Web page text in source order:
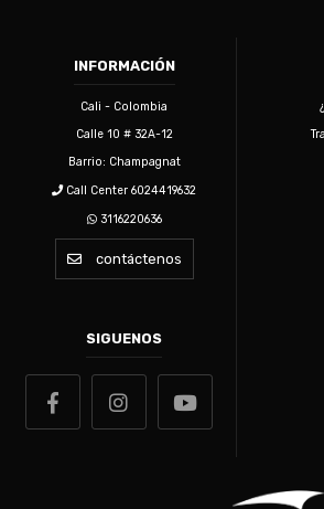
INFORMACIÓN
Cali - Colombia
Calle 10 # 32A-12
Barrio: Champagnat
Call Center 6024419632
3116220636
contáctenos
SIGUENOS